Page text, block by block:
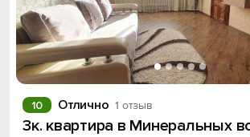
Отлично 1 отзыв
10
3к. квартира в Минеральных